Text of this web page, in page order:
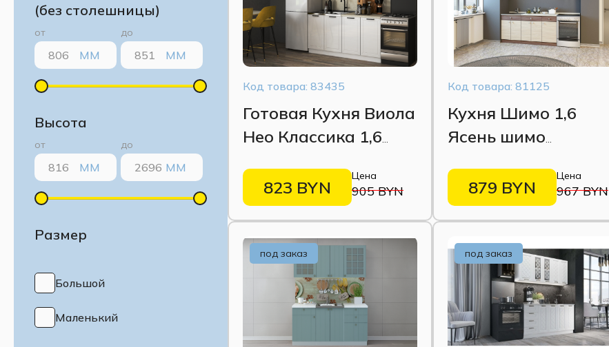
(без столешницы)
от
ММ
до
ММ
Высота
от
ММ
до
ММ
Размер
Большой
Маленький
Код товара: 83435
Готовая Кухня Виола
Нео Классика 1,6
Цена
905 BYN
823 BYN
Код товара: 81125
Кухня Шимо 1,6
Ясень шимо
темный
Цена
967 BYN
879 BYN
под заказ под заказ